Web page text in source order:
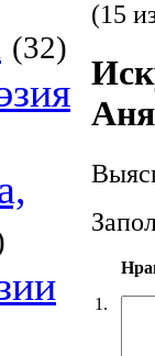
(32)
(15
1.